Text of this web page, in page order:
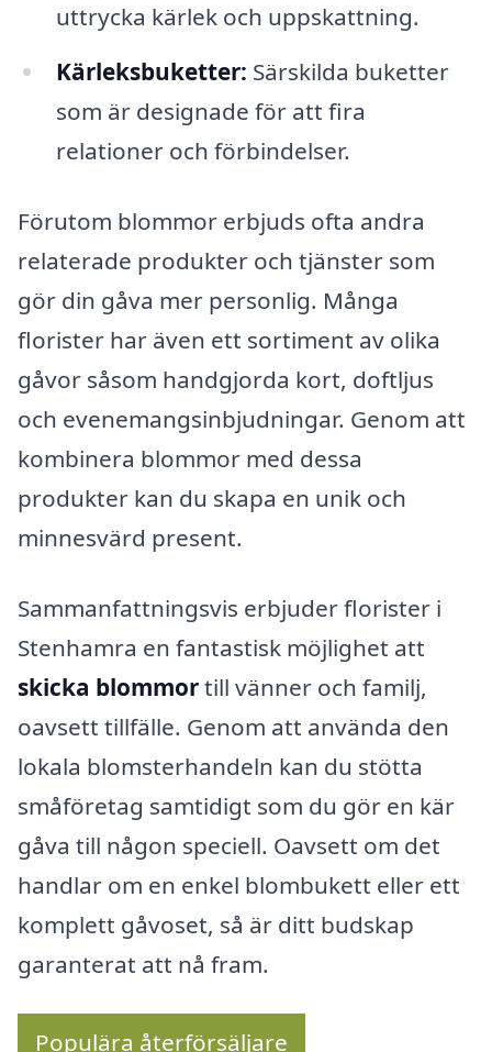
uttrycka kärlek och uppskattning.
Kärleksbuketter: Särskilda buketter
som är designade för att fira
relationer och förbindelser.
Förutom blommor erbjuds ofta andra
relaterade produkter och tjänster som
gör din gåva mer personlig. Många
florister har även ett sortiment av olika
gåvor såsom handgjorda kort, doftljus
och evenemangsinbjudningar. Genom att
kombinera blommor med dessa
produkter kan du skapa en unik och
minnesvärd present.
Sammanfattningsvis erbjuder florister i
Stenhamra en fantastisk möjlighet att
skicka blommortill vänner och familj,
oavsett tillfälle. Genom att använda den
lokala blomsterhandeln kan du stötta
småföretag samtidigt som du gör en kär
gåva till någon speciell. Oavsett om det
handlar om en enkel blombukett eller ett
komplett gåvoset, så är ditt budskap
garanterat att nå fram.
Populära återförsäljare